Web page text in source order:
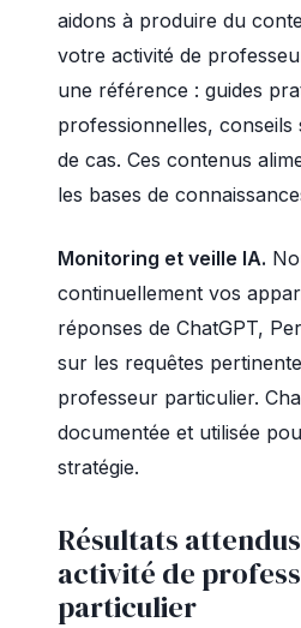
aidons à produire du
votre activité de
une référence : guides
professionnelles, conseils
de cas. Ces contenus
les bases de
Monitoring et veille IA.
continuellement vos
réponses de ChatGPT,
sur les requêtes
professeur particulier.
documentée et utilisée
stratégie.
Résultats
activité de
particulier